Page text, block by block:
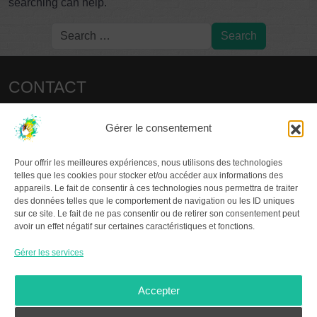
Gérer le consentement
Pour offrir les meilleures expériences, nous utilisons des technologies
telles que les cookies pour stocker et/ou accéder aux informations des
appareils. Le fait de consentir à ces technologies nous permettra de traiter
des données telles que le comportement de navigation ou les ID uniques
sur ce site. Le fait de ne pas consentir ou de retirer son consentement peut
avoir un effet négatif sur certaines caractéristiques et fonctions.
Gérer les services
Accepter
searching can help.
CONTACT
LES COLLOQUES
2015 – PARIS
2017 – SENS / JOIGNY
2019 – CHÂTELLERAULT
2021 – LA ROCHELLE
2023 – MARTEL
2025 – POUILLY-LES-FEURS
À PROPOS DU GR.GA
LeGroupe de Recherche en Graffitologie Ancienne,